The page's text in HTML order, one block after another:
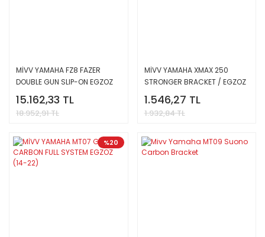
MİVV YAMAHA FZ8 FAZER
DOUBLE GUN SLIP-ON EGZOZ
15.162,33 TL
18.952,91 TL
MİVV YAMAHA XMAX 250
STRONGER BRACKET / EGZOZ
KELEPÇESİ
1.546,27 TL
1.932,84 TL
%20